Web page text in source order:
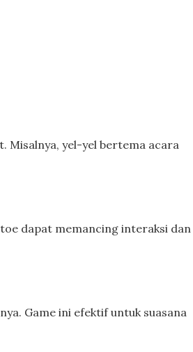
Misalnya, yel-yel bertema acara
dapat memancing interaksi dan
Game ini efektif untuk suasana